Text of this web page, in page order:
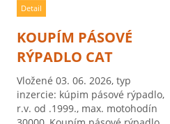
Detail
KOUPÍM PÁSOVÉ
RÝPADLO CAT
Vložené 03. 06. 2026, typ
inzercie: kúpim pásové rýpadlo,
r.v. od .1999., max. motohodín